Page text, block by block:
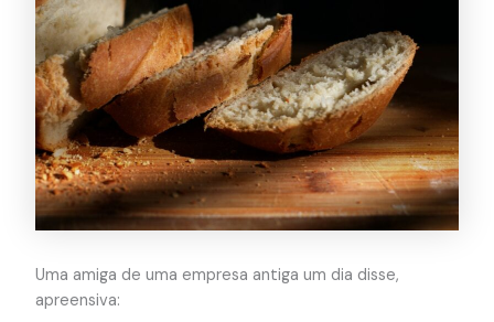
Uma amiga de uma empresa antiga um dia disse,
apreensiva: